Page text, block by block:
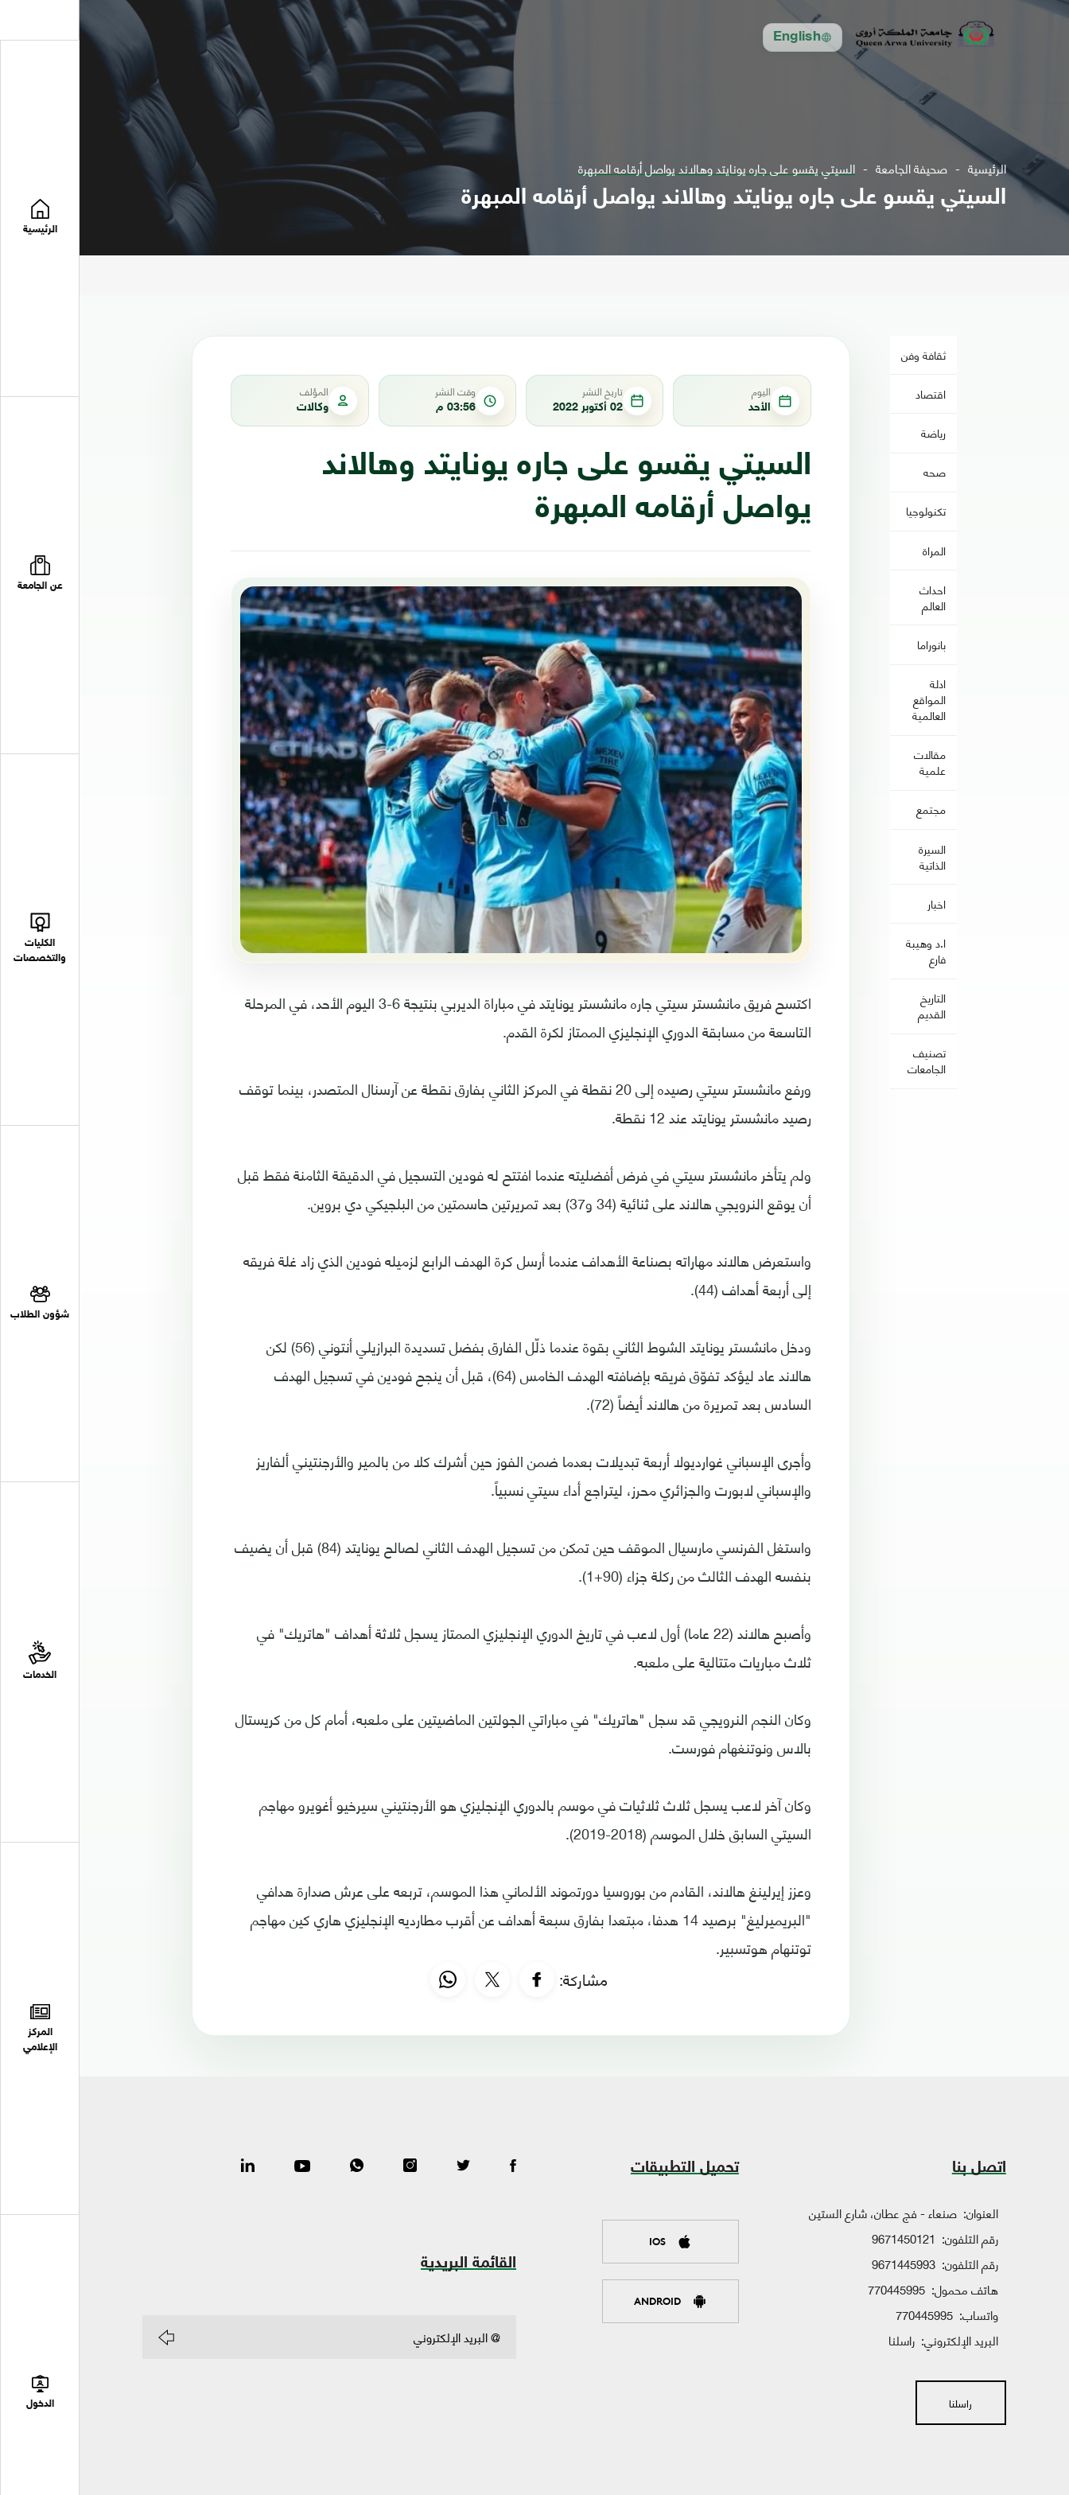
English
الرئيسية
عن الجامعة
الكليات
والتخصصات
شؤون الطلاب
الخدمات
المركز
الإعلامي
الدخول
الرئيسية صحيفة الجامعة السيتي يقسو على جاره يونايتد وهالاند يواصل أرقامه المبهرة
السيتي يقسو على جاره يونايتد وهالاند يواصل أرقامه المبهرة
ثقافة وفن
اقتصاد
رياضة
صحه
تكنولوجيا
المراة
احداث
العالم
بانوراما
ادلة
المواقع
العالمية
مقالات
علمية
مجتمع
السيرة
الذاتية
اخبار
ا.د وهيبة
فارع
التاريخ
القديم
تصنيف
الجامعات
اليوم
الأحد
تاريخ النشر
02 أكتوبر 2022
وقت النشر
03:56 م
المؤلف
وكالات
السيتي يقسو على جاره يونايتد وهالاند
يواصل أرقامه المبهرة
اكتسح فريق مانشستر سيتي جاره مانشستر يونايتد في مباراة الديربي بنتيجة 6-3 اليوم الأحد، في المرحلة
التاسعة من مسابقة الدوري الإنجليزي الممتاز لكرة القدم.
ورفع مانشستر سيتي رصيده إلى 20 نقطة في المركز الثاني بفارق نقطة عن آرسنال المتصدر، بينما توقف
رصيد مانشستر يونايتد عند 12 نقطة.
ولم يتأخر مانشستر سيتي في فرض أفضليته عندما افتتح له فودين التسجيل في الدقيقة الثامنة فقط قبل
أن يوقع النرويجي هالاند على ثنائية (34 و37) بعد تمريرتين حاسمتين من البلجيكي دي بروين.
واستعرض هالاند مهاراته بصناعة الأهداف عندما أرسل كرة الهدف الرابع لزميله فودين الذي زاد غلة فريقه
إلى أربعة أهداف (44).
ودخل مانشستر يونايتد الشوط الثاني بقوة عندما ذلّل الفارق بفضل تسديدة البرازيلي أنتوني (56) لكن
هالاند عاد ليؤكد تفوّق فريقه بإضافته الهدف الخامس (64)، قبل أن ينجح فودين في تسجيل الهدف
السادس بعد تمريرة من هالاند أيضاً (72).
وأجرى الإسباني غوارديولا أربعة تبديلات بعدما ضمن الفوز حين أشرك كلا من بالمير والأرجنتيني ألفاريز
والإسباني لابورت والجزائري محرز، ليتراجع أداء سيتي نسبياً.
واستغل الفرنسي مارسيال الموقف حين تمكن من تسجيل الهدف الثاني لصالح يونايتد (84) قبل أن يضيف
بنفسه الهدف الثالث من ركلة جزاء (90+1).
وأصبح هالاند (22 عاما) أول لاعب في تاريخ الدوري الإنجليزي الممتاز يسجل ثلاثة أهداف "هاتريك" في
ثلاث مباريات متتالية على ملعبه.
وكان النجم النرويجي قد سجل "هاتريك" في مباراتي الجولتين الماضيتين على ملعبه، أمام كل من كريستال
بالاس ونوتنغهام فورست.
وكان آخر لاعب يسجل ثلاث ثلاثيات في موسم بالدوري الإنجليزي هو الأرجنتيني سيرخيو أغويرو مهاجم
السيتي السابق خلال الموسم (2018-2019).
وعزز إيرلينغ هالاند، القادم من بوروسيا دورتموند الألماني هذا الموسم، تربعه على عرش صدارة هدافي
"البريميرليغ" برصيد 14 هدفا، مبتعدا بفارق سبعة أهداف عن أقرب مطارديه الإنجليزي هاري كين مهاجم
توتنهام هوتسبير.
مشاركة:
اتصل بنا
العنوان: صنعاء - فج عطان، شارع الستين
رقم التلفون: 9671450121
رقم التلفون: 9671445993
هاتف محمول: 770445995
واتساب: 770445995
البريد الإلكتروني: راسلنا
راسلنا
تحميل التطبيقات
IOS
ANDROID
القائمة البريدية